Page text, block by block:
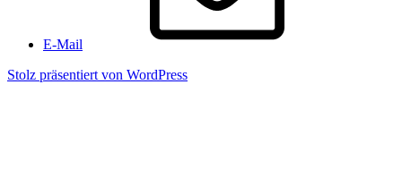
E-Mail
Stolz präsentiert von WordPress